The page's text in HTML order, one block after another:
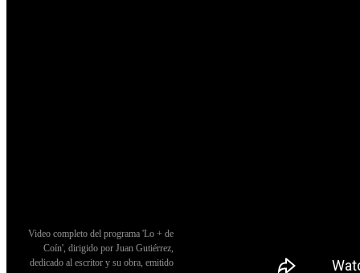
Video completo del programa 'Lo + de
Coín', dirigido por Juan Gutiérrez,
dedicado al escritor y su obra, emitido